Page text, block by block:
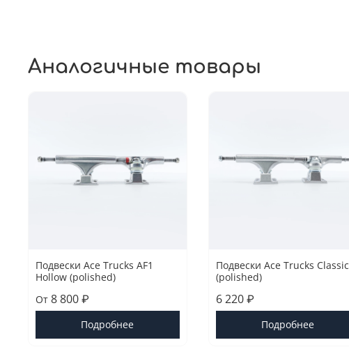
Аналогичные товары
Подвески Ace Trucks AF1
Hollow (polished)
От 8 800 ₽
Подробнее
Подвески Ace Trucks Classic
(polished)
6 220 ₽
Подробнее